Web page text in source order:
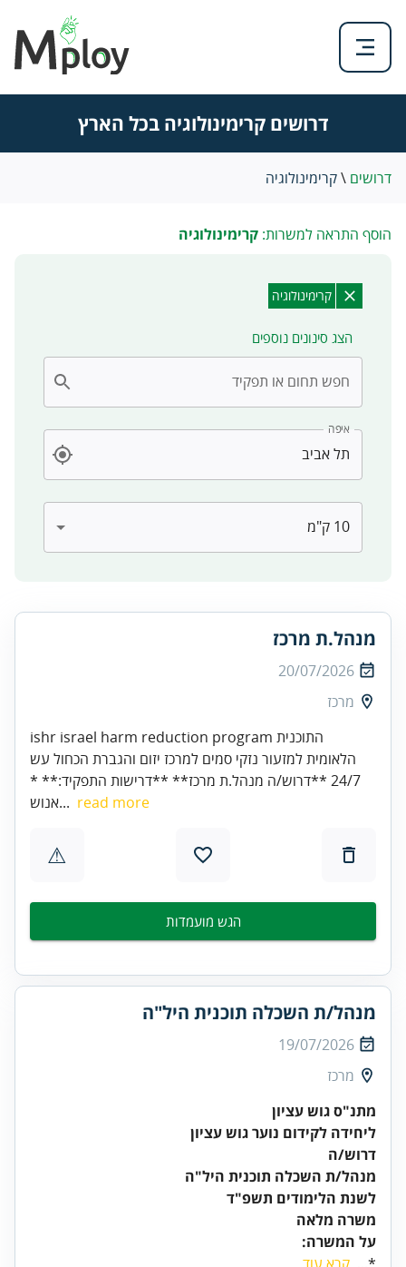
דרושים קרימינולוגיה בכל הארץ
דרושים \קרימינולוגיה
הוסף התראה למשרות: קרימינולוגיה
קרימינולוגיה
הצג סינונים נוספים
חפש תחום או תפקיד
איפה
מנהל.ת מרכז
20/07/2026
מרכז
ishr israel harm reduction program התוכנית
הלאומית למזעור נזקי סמים למרכז יזום והגברת הכחול עש
24/7 **דרוש/ה מנהל.ת מרכז** **דרישות התפקיד:** *
אנוש... read more
⚠
הגש מועמדות
מנהל/ת השכלה תוכנית היל"ה
19/07/2026
מרכז
מתנ"ס גוש עציון
ליחידה לקידום נוער גוש עציון
דרוש/ה
מנהל/ת השכלה תוכנית היל"ה
לשנת הלימודים תשפ"ד
משרה מלאה
על המשרה: